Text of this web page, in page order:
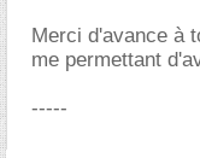
Merci d'avance à
me permettant
-----